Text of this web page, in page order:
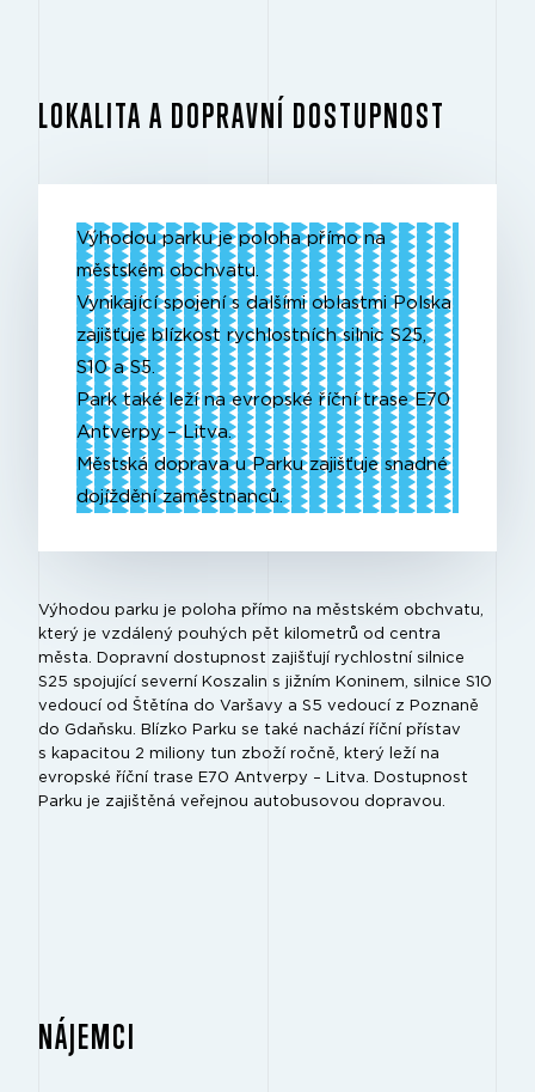
LOKALITA A DOPRAVNÍ DOSTUPNOST
Výhodou parku je poloha přímo na
městském obchvatu.
Vynikající spojení s dalšími oblastmi Polska
zajišťuje blízkost rychlostních silnic S25,
S10 a S5.
Park také leží na evropské říční trase E70
Antverpy – Litva.
Městská doprava u Parku zajišťuje snadné
dojíždění zaměstnanců.
Výhodou parku je poloha přímo na městském obchvatu,
který je vzdálený pouhých pět kilometrů od centra
města. Dopravní dostupnost zajišťují rychlostní silnice
S25 spojující severní Koszalin s jižním Koninem, silnice S10
vedoucí od Štětína do Varšavy a S5 vedoucí z Poznaně
do Gdaňsku. Blízko Parku se také nachází říční přístav
s kapacitou 2 miliony tun zboží ročně, který leží na
evropské říční trase E70 Antverpy – Litva. Dostupnost
Parku je zajištěná veřejnou autobusovou dopravou.
NÁJEMCI